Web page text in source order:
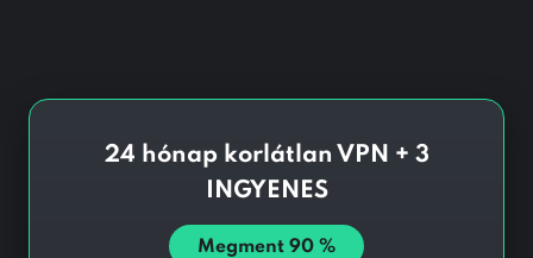
24 hónap korlátlan VPN + 3
INGYENES
Megment 90 %